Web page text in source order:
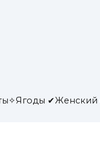
✔Женский